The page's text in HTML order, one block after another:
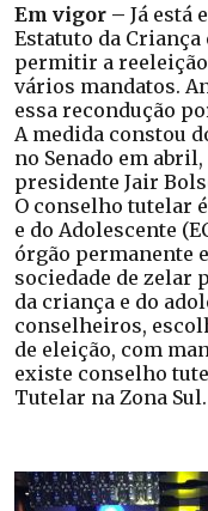
Em vigor – Já está
Estatuto da Criança
permitir a
vários mandatos.
essa recondução
A medida constou
no Senado em
presidente Jair
O conselho tutelar
e do Adolescente
órgão permanente
sociedade de zelar
da criança e do
conselheiros,
de eleição, com
existe conselho
Tutelar na Zona Sul.